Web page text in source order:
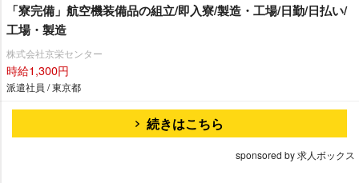
「寮完備」航空機装備品の組立/即入寮/製造・工場/日勤/日払い/
工場・製造
株式会社京栄センター
時給1,300円
派遣社員 / 東京都
続きはこちら
sponsored by 求人ボックス